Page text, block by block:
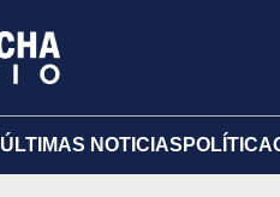
ÚLTIMAS NOTICIAS POLÍTICA